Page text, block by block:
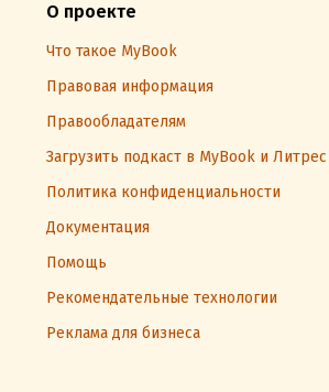
О проекте
Что такое MyBook
Правовая информация
Правообладателям
Загрузить подкаст в MyBook и Литрес
Политика конфиденциальности
Документация
Помощь
Рекомендательные технологии
Реклама для бизнеса